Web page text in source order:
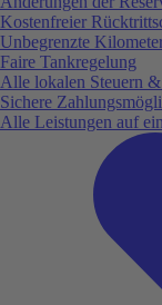
Kostenfreier
Unbegrenzte
Faire Tankregelung
Alle lokalen Steuern
Sichere
Alle Leistungen auf